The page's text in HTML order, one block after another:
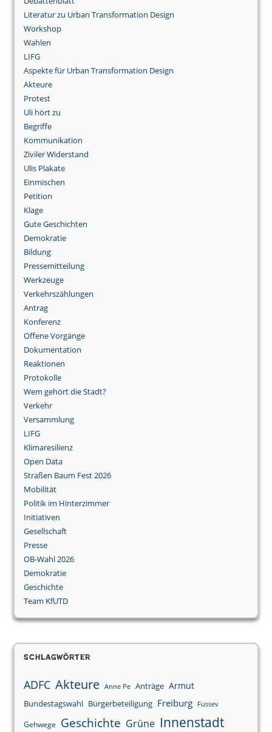
Literatur zu Urban Transformation Design
Workshop
Wahlen
LIFG
Aspekte für Urban Transformation Design
Akteure
Protest
Uli hört zu
Begriffe
Kommunikation
Ziviler Widerstand
Ulis Plakate
Einmischen
Petition
Klage
Gute Geschichten
Demokratie
Bildung
Pressemitteilung
Werkzeuge
Verkehrszählungen
Antrag
Konferenz
Offene Vorgänge
Dokumentation
Reaktionen
Protokolle
Wem gehört die Stadt?
Verkehr
Versammlung
LIFG
Klimaresilienz
Open Data
Straßen Baum Fest 2026
Mobilität
Politik im Hinterzimmer
Initiativen
Gesellschaft
Presse
OB-Wahl 2026
Demokratie
Geschichte
Team KfUTD
Schlagwörter
ADFC Akteure Anne Pe Anträge Armut
Bundestagswahl Bürgerbeteiligung Freiburg Fussev
Gehwege Geschichte Grüne Innenstadt